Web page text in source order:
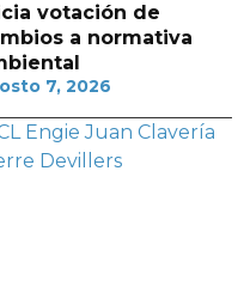
votación de
a normativa
7, 2026
Engie Juan Clavería
Devillers